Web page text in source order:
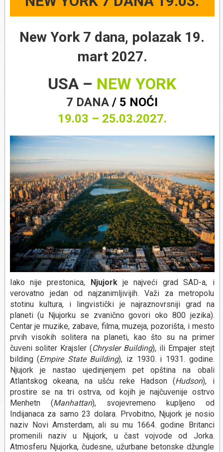
New York 7 dana, polazak 19.
mart 2027.
USA – NEW YORK
7 DANA / 5 NOĆI
19.03 – 25.03.2027.
Iako nije prestonica, Njujorkje najveći grad SAD-a, i
verovatno jedan od najzanimljivijih. Važi za metropolu
stotinu kultura, i lingvistički je najraznovrsniji grad na
planeti (u Njujorku se zvanično govori oko 800 jezika).
Centar je muzike, zabave, filma, muzeja, pozorišta, i mesto
prvih visokih solitera na planeti, kao što su na primer
čuveni soliter Krajsler (Chrysler Building), ili Empajer stejt
bilding (Empire State Building), iz 1930. i 1931. godine.
Njujork je nastao ujedinjenjem pet opština na obali
Atlantskog okeana, na ušću reke Hadson (Hudson), i
prostire se na tri ostrva, od kojih je najčuvenije ostrvo
Menhetn (Manhattan), svojevremeno kupljeno od
Indijanaca za samo 23 dolara. Prvobitno, Njujork je nosio
naziv Novi Amsterdam, ali su mu 1664. godine Britanci
promenili naziv u Njujork, u čast vojvode od Jorka.
Atmosferu Njujorka, čudesne, užurbane betonske džungle